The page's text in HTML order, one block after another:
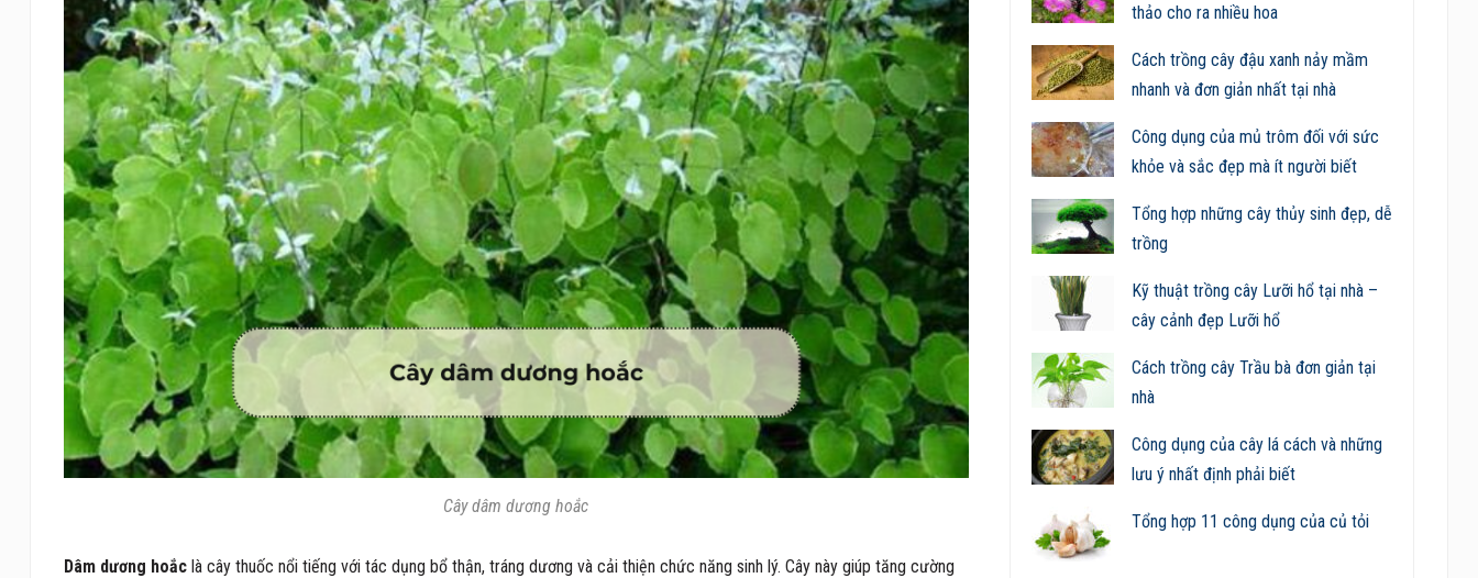
Cây dâm dương hoắc
Dâm dương hoắclà cây thuốc nổi tiếng với tác dụng bổ thận, tráng dương và cải thiện chức năng sinh lý. Cây này giúp tăng cường
thảo cho ra nhiều hoa
Cách trồng cây đậu xanh nảy mầm
nhanh và đơn giản nhất tại nhà
Công dụng của mủ trôm đối với sức
khỏe và sắc đẹp mà ít người biết
Tổng hợp những cây thủy sinh đẹp, dễ
trồng
Kỹ thuật trồng cây Lưỡi hổ tại nhà –
cây cảnh đẹp Lưỡi hổ
Cách trồng cây Trầu bà đơn giản tại
nhà
Công dụng của cây lá cách và những
lưu ý nhất định phải biết
Tổng hợp 11 công dụng của củ tỏi